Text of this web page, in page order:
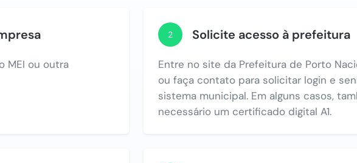
MEI ou outra
2 Solicite acesso à prefeitura
Entre no site da Prefeitura de Porto
ou faça contato para solicitar login e
sistema municipal. Em alguns casos,
necessário um certificado digital A1.